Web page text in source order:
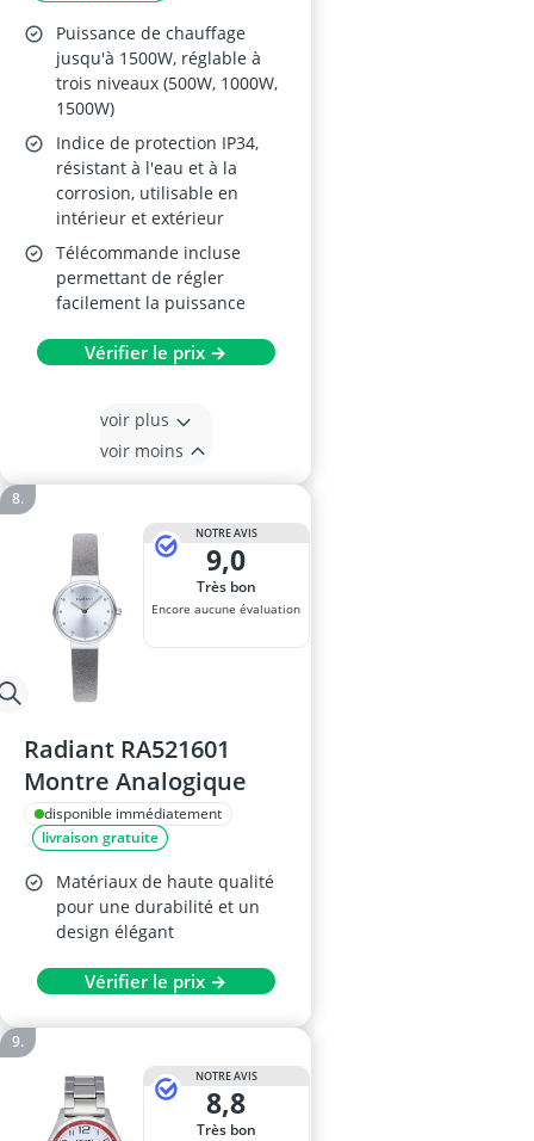
Puissance de chauffage
jusqu'à 1500W, réglable à
trois niveaux (500W, 1000W,
1500W)
Indice de protection IP34,
résistant à l'eau et à la
corrosion, utilisable en
intérieur et extérieur
Télécommande incluse
permettant de régler
facilement la puissance
Vérifier le prix →
voir plus
voir moins
NOTRE AVIS
9,0
Très bon
Encore aucune évaluation
Radiant RA521601
Montre Analogique
disponible immédiatement
livraison gratuite
Matériaux de haute qualité
pour une durabilité et un
design élégant
Vérifier le prix →
NOTRE AVIS
8,8
Très bon